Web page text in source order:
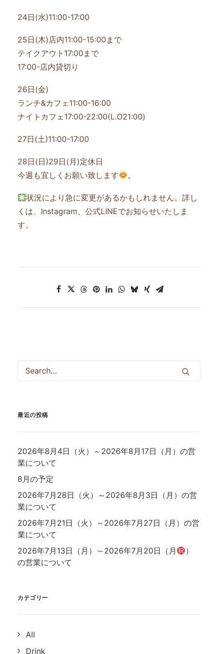
24日(水)11:00-17:00
25日(木)店内11:00-15:00まで
テイクアウト17:00まで
17:00-店内貸切り
26日(金)
ランチ&カフェ11:00-16:00
ナイトカフェ17:00-22:00(L.O21:00)
27日(土)11:00-17:00
28日(日)29日(月)定休日
今週も宜しくお願い致します
。
状況により急に変更があるかもしれません。詳し
くは、Instagram、公式LINEでお知らせいたしま
す。
最近の投稿
2026年8月4日（火）～2026年8月17日（月）の営
業について
8月の予定
2026年7月28日（火）～2026年8月3日（月）の営
業について
2026年7月21日（火）～2026年7月27日（月）の営
業について
2026年7月13日（月）～2026年7月20日（月
）
の営業について
カテゴリー
All
Drink